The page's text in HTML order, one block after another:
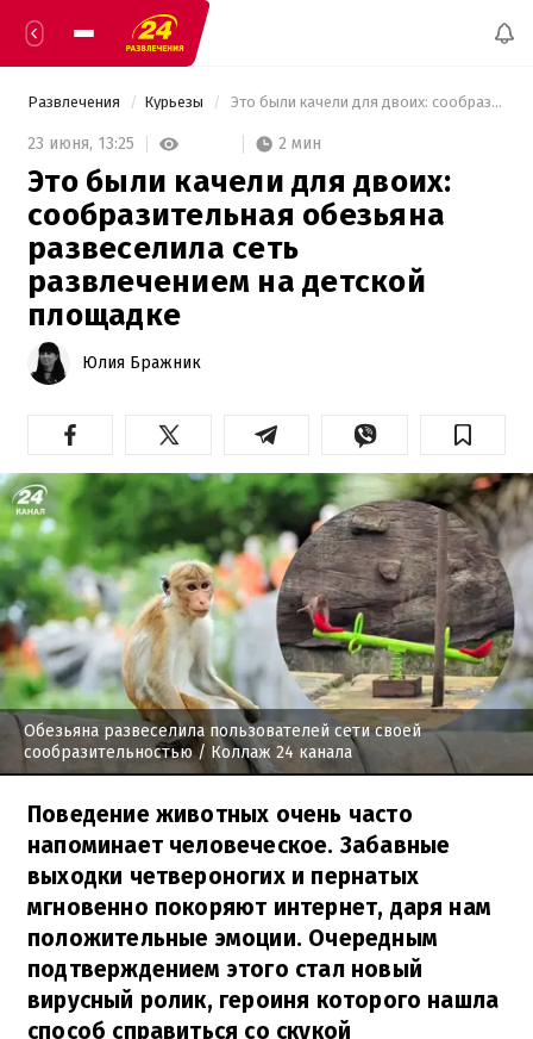
Развлечения Курьезы Это были качели для двоих: сообразительная обезьяна развеселила сеть развлечением на детской площадке
23 июня, 13:25 2 мин
Это были качели для двоих:
сообразительная обезьяна
развеселила сеть
развлечением на детской
площадке
Юлия Бражник
Обезьяна развеселила пользователей сети своей
сообразительностью/ Коллаж 24 канала
Поведение животных очень часто
напоминает человеческое. Забавные
выходки четвероногих и пернатых
мгновенно покоряют интернет, даря нам
положительные эмоции. Очередным
подтверждением этого стал новый
вирусный ролик, героиня которого нашла
способ справиться со скукой